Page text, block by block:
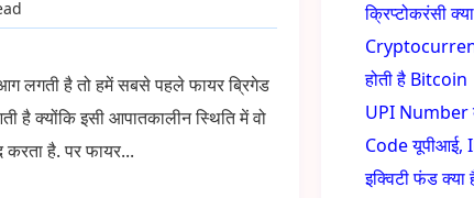
लगती है तो हमें सबसे पहले फायर ब्रिगेड
है क्योंकि इसी आपातकालीन स्थिति में वो
करता है. पर फायर...
क्रिप्टोकरंसी
होती है Bitcoin
UPI Number
Code यूपीआई,
इक्विटी फंड